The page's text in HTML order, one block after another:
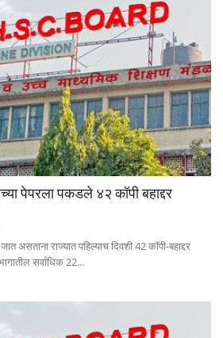
पेपरला पकडले ४२ कॉपी बहाद्दर
असताना राज्यात पहिल्याच दिवशी 42 कॉपी-बहाद्दर
सर्वाधिक 22...